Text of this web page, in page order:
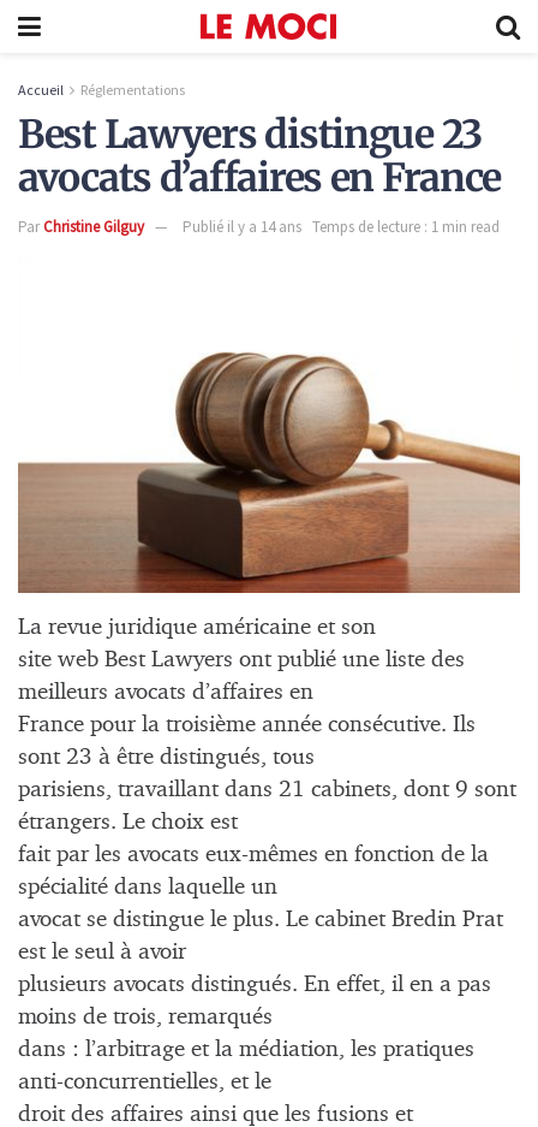
Accueil Réglementations
Best Lawyers distingue 23
avocats d’affaires en France
ParChristine Gilguy Publié il y a 14 ans Temps de lecture : 1 min read
La revue juridique américaine et son
site web Best Lawyers ont publié une liste des
meilleurs avocats d’affaires en
France pour la troisième année consécutive. Ils
sont 23 à être distingués, tous
parisiens, travaillant dans 21 cabinets, dont 9 sont
étrangers. Le choix est
fait par les avocats eux-mêmes en fonction de la
spécialité dans laquelle un
avocat se distingue le plus. Le cabinet Bredin Prat
est le seul à avoir
plusieurs avocats distingués. En effet, il en a pas
moins de trois, remarqués
dans : l’arbitrage et la médiation, les pratiques
anti-concurrentielles, et le
droit des affaires ainsi que les fusions et